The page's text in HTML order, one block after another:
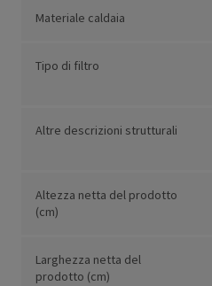
Materiale caldaia
Tipo di filtro
Altre descrizioni strutturali
Altezza netta del prodotto
(cm)
Larghezza netta del
prodotto (cm)